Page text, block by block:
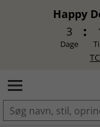
Happy
3
Dage